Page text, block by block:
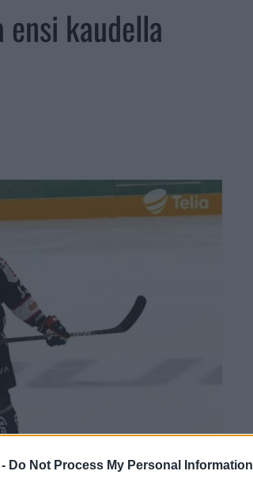
Do Not Process My Personal Information
kaudella